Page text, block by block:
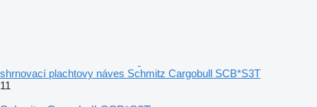
shrnovací plachtovy náves Schmitz Cargobull SCB*S3T
11